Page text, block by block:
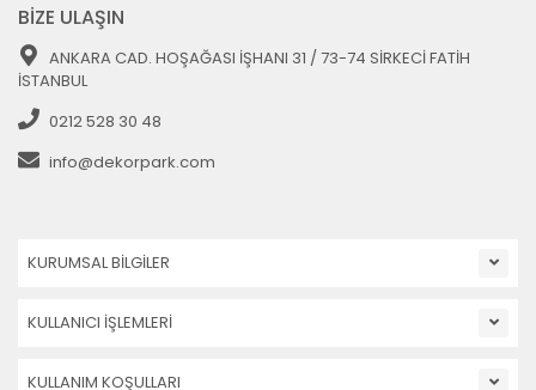
BİZE ULAŞIN
ANKARA CAD. HOŞAĞASI İŞHANI 31 / 73-74 SİRKECİ FATİH
İSTANBUL
0212 528 30 48
info@dekorpark.com
KURUMSAL BİLGİLER
KULLANICI İŞLEMLERİ
KULLANIM KOŞULLARI